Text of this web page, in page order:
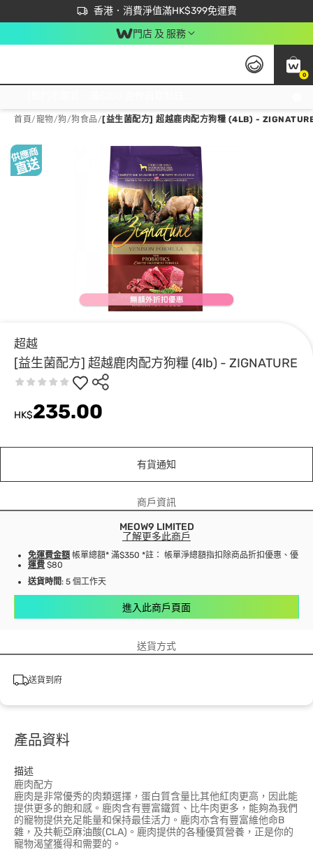
香港．消費淨值滿HK$399免運費
立即成為易賞錢會員盡享獨家優惠
首次APP下單買滿$450 輸入 NEWAPP 即減$50
門店 及 服務
0
首頁/寵物/狗/狗食品/ [益生菌配方] 超越鹿肉配方狗糧 (4LB) -
超越
[益生菌配方] 超越鹿肉配方狗糧 (4lb) - ZIGNATURE
HK$235.00
有貨通知
商戶資訊
MEOW9 LIMITED
了解更多此商戶
免運費金額 帳單總額* 滿$350 *註： 帳單淨總額指扣除商品折扣優惠、優惠
運費 $80
送貨時間: 5 個工作天
進入此商戶頁面
送貨方式
送貨到府
產品資料
描述
鹿肉配方
鹿肉是非常優秀的肉類選擇，蛋白質含量比其他紅肉更高，因此能
提供更多的飽和感。鹿肉含有豐富鐵質、比牛肉更多，能夠為我們
的寵物提供充足能量和保持最佳活力。鹿肉亦含有豐富維他命B
雜，及共軛亞麻油酸(CLA)。鹿肉提供的各種優質營養，正是你的
寵物渴望獲得和需要的。